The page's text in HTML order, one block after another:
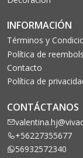
INFORMACIÓN
Términos y
Política de
Contacto
Política de
CONTÁCTANOS
+56227355677
56932572340